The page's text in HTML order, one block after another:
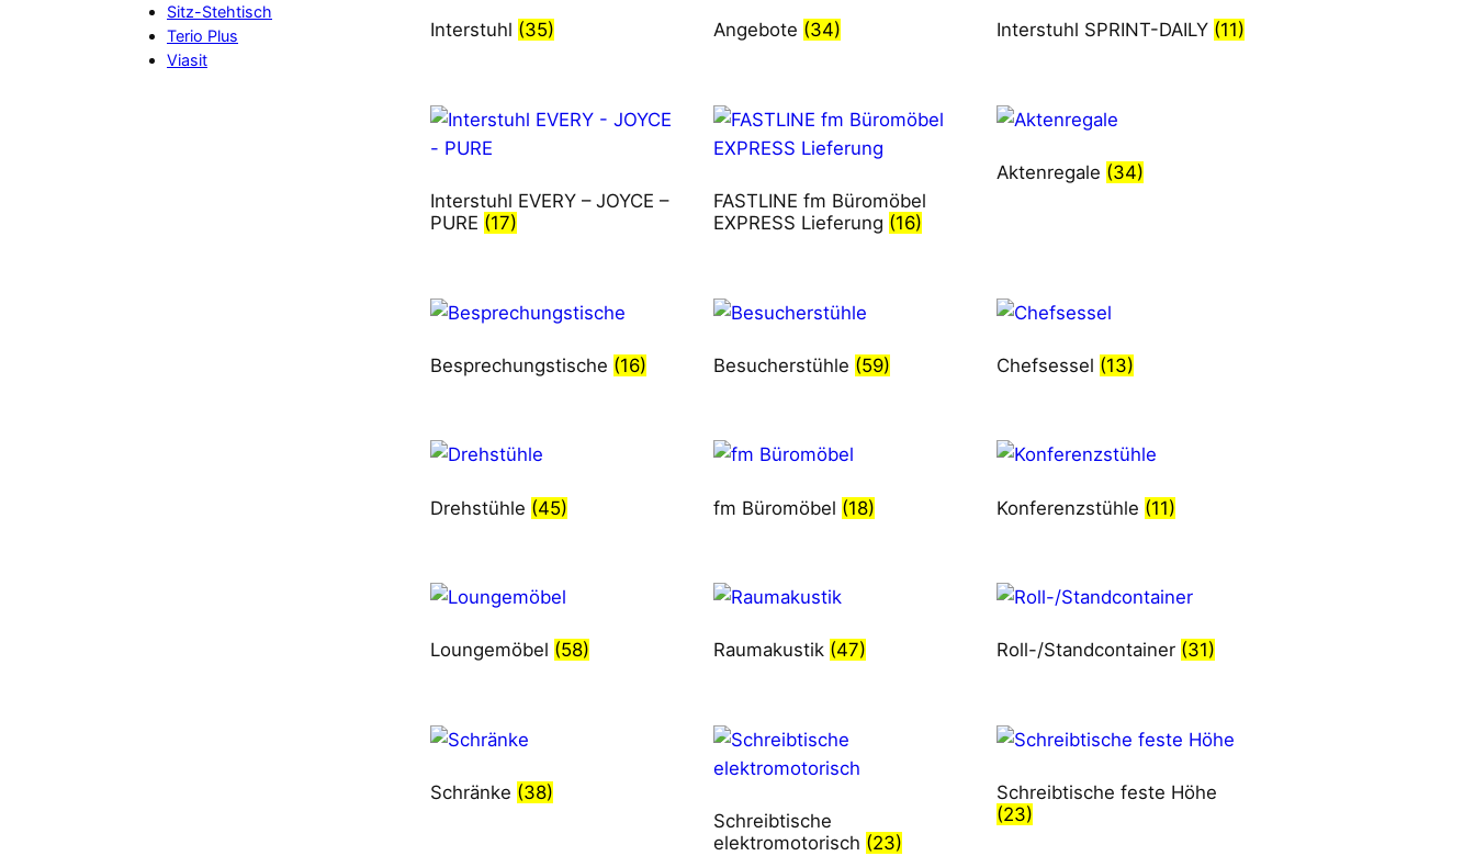
Sitz-Stehtisch
Terio Plus
Viasit
Interstuhl (35) Angebote (34) Interstuhl SPRINT-DAILY (11)
Interstuhl EVERY – JOYCE –
PURE (17)
FASTLINE fm Büromöbel
EXPRESS Lieferung (16)
Aktenregale (34)
Besprechungstische (16) Besucherstühle (59) Chefsessel (13)
Drehstühle (45) fm Büromöbel (18) Konferenzstühle (11)
Loungemöbel (58) Raumakustik (47) Roll-/Standcontainer (31)
Schränke (38)
Schreibtische
elektromotorisch (23)
Schreibtische feste Höhe
(23)